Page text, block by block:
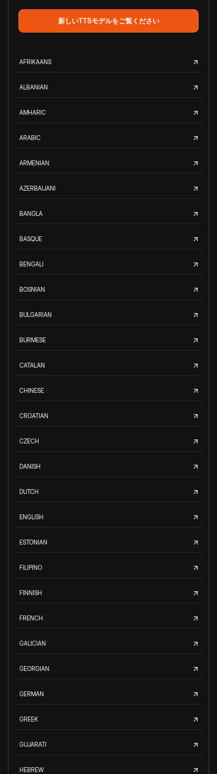
新しいTTSモデルをご覧ください
AFRIKAANS
ALBANIAN
AMHARIC
ARABIC
ARMENIAN
AZERBAIJANI
BANGLA
BASQUE
BENGALI
BOSNIAN
BULGARIAN
BURMESE
CATALAN
CHINESE
CROATIAN
CZECH
DANISH
DUTCH
ENGLISH
ESTONIAN
FILIPINO
FINNISH
FRENCH
GALICIAN
GEORGIAN
GERMAN
GREEK
GUJARATI
HEBREW